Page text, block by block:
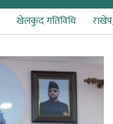
खेलकुद गतिविधि